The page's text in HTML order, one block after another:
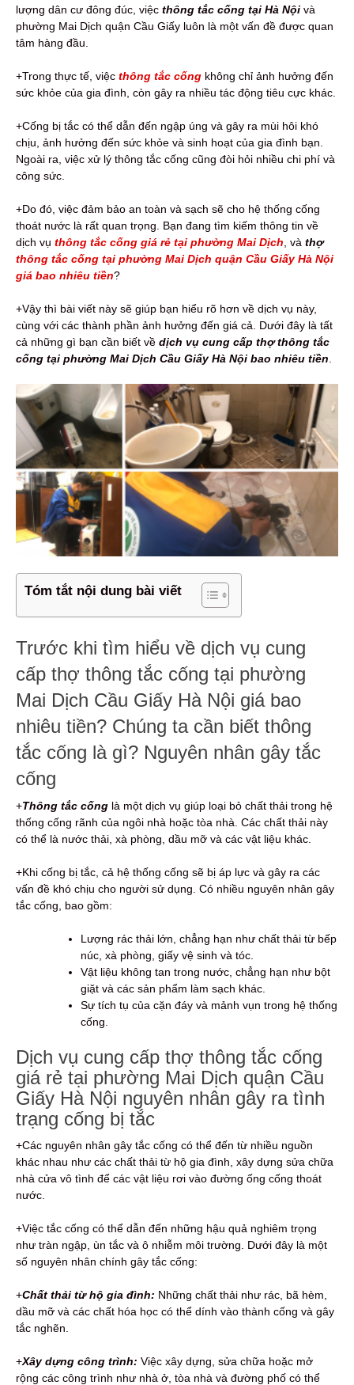
lượng dân cư đông đúc, việc thông tắc cống tại Hà Nội và
phường Mai Dịch quận Cầu Giấy luôn là một vấn đề được quan
tâm hàng đầu.
+Trong thực tế, việc thông tắc cống không chỉ ảnh hưởng đến
sức khỏe của gia đình, còn gây ra nhiều tác động tiêu cực khác.
+Cống bị tắc có thể dẫn đến ngập úng và gây ra mùi hôi khó
chịu, ảnh hưởng đến sức khỏe và sinh hoạt của gia đình bạn.
Ngoài ra, việc xử lý thông tắc cống cũng đòi hỏi nhiều chi phí và
công sức.
+Do đó, việc đảm bảo an toàn và sạch sẽ cho hệ thống cống
thoát nước là rất quan trọng. Bạn đang tìm kiếm thông tin về
dịch vụ thông tắc cống giá rẻ tại phường Mai Dịch , và thợ
thông tắc cống tại phường Mai Dịch quận Cầu Giấy Hà Nội
giá bao nhiêu tiền?
+Vậy thì bài viết này sẽ giúp bạn hiểu rõ hơn về dịch vụ này,
cùng với các thành phần ảnh hưởng đến giá cả. Dưới đây là tất
cả những gì bạn cần biết về dịch vụ cung cấp thợ thông tắc
cống tại phường Mai Dịch Cầu Giấy Hà Nội bao nhiêu tiền
Tóm tắt nội dung bài viết
Trước khi tìm hiểu về dịch vụ cung
cấp thợ thông tắc cống tại phường
Mai Dịch Cầu Giấy Hà Nội giá bao
nhiêu tiền? Chúng ta cần biết thông
tắc cống là gì? Nguyên nhân gây tắc
cống
+Thông tắc cống là một dịch vụ giúp loại bỏ chất thải trong hệ
thống cống rãnh của ngôi nhà hoặc tòa nhà. Các chất thải này
có thể là nước thải, xà phòng, dầu mỡ và các vật liệu khác.
+Khi cống bị tắc, cả hệ thống cống sẽ bị áp lực và gây ra các
vấn đề khó chịu cho người sử dụng. Có nhiều nguyên nhân gây
tắc cống, bao gồm:
Lượng rác thải lớn, chẳng hạn như chất thải từ bếp
núc, xà phòng, giấy vệ sinh và tóc.
Vật liệu không tan trong nước, chẳng hạn như bột
giặt và các sản phẩm làm sạch khác.
Sự tích tụ của cặn đáy và mảnh vụn trong hệ thống
cống.
Dịch vụ cung cấp thợ thông tắc cống
giá rẻ tại phường Mai Dịch quận Cầu
Giấy Hà Nội nguyên nhân gây ra tình
trạng cống bị tắc
+Các nguyên nhân gây tắc cống có thể đến từ nhiều nguồn
khác nhau như các chất thải từ hộ gia đình, xây dựng sửa chữa
nhà cửa vô tình để các vật liệu rơi vào đường ống cống thoát
nước.
+Việc tắc cống có thể dẫn đến những hậu quả nghiêm trọng
như tràn ngập, ùn tắc và ô nhiễm môi trường. Dưới đây là một
số nguyên nhân chính gây tắc cống:
+Chất thải từ hộ gia đình: Những chất thải như rác, bã hèm,
dầu mỡ và các chất hóa học có thể dính vào thành cống và gây
tắc nghẽn.
+Xây dựng công trình: Việc xây dựng, sửa chữa hoặc mở
rộng các công trình như nhà ở, tòa nhà và đường phố có thể